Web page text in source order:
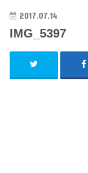
2017.07.14
IMG_5397